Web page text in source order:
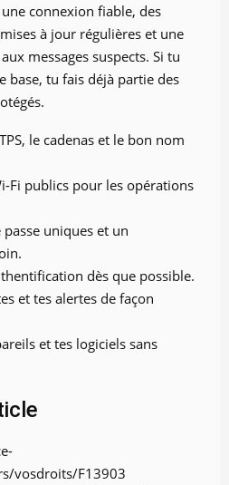
connexion fiable, des
à jour régulières et une
messages suspects. Si tu
base, tu fais déjà partie des
le cadenas et le bon nom
Fi publics pour les opérations
uniques et un
dès que possible.
et tes alertes de façon
et tes logiciels sans
vosdroits/F13903